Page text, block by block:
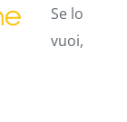
Se lo
vuoi,